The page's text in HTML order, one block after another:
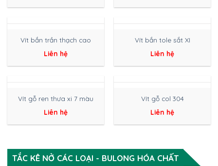
Vít bắn trần thạch cao
Liên hệ
Vít bắn tole sắt XI
Liên hệ
Vít gỗ ren thưa xi 7 màu
Liên hệ
Vít gỗ col 304
Liên hệ
TẮC KÊ NỞ CÁC LOẠI - BULONG HÓA CHẤT